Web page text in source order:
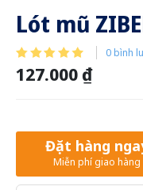
Lót mũ
0 bình
127.000 ₫
Đặt hàng
Miễn phí giao hàng